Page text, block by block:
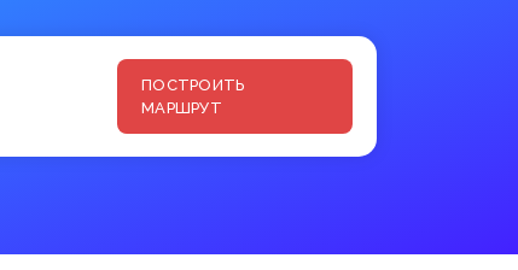
ПОСТРОИТЬ
МАРШРУТ